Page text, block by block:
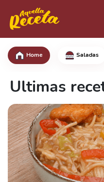
Home Saladas
Ultimas